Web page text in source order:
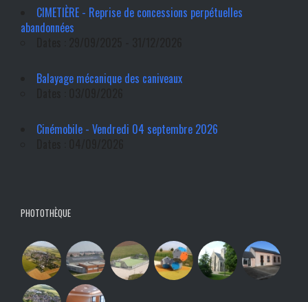
CIMETIÈRE - Reprise de concessions perpétuelles
abandonnées
Balayage mécanique des caniveaux
Cinémobile - Vendredi 04 septembre 2026
PHOTOTHÈQUE